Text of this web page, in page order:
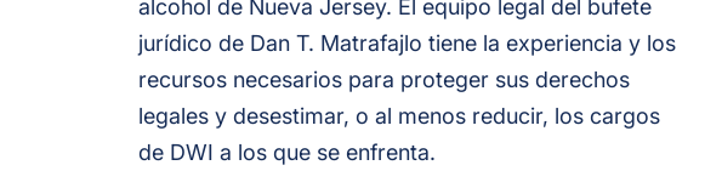
alcohol de Nueva Jersey. El equipo legal del bufete
jurídico de Dan T. Matrafajlo tiene la experiencia y los
recursos necesarios para proteger sus derechos
legales y desestimar, o al menos reducir, los cargos
de DWI a los que se enfrenta.